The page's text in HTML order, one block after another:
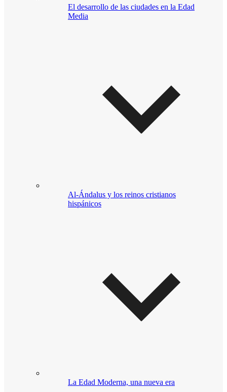
El desarrollo de las ciudades en la Edad
Media
Al-Ándalus y los reinos cristianos
hispánicos
La Edad Moderna, una nueva era